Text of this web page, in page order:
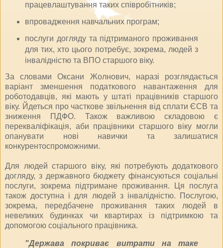
працевлаштування таких співробітників;
впровадження навчальних програм;
послуги догляду та підтриманого проживання
для тих, хто цього потребує, зокрема, людей з
інвалідністю та ВПО старшого віку.
За словами Оксани Жолнович, наразі розглядається
варіант зменшення податкового навантаження для
роботодавців, які мають у штаті працівників старшого
віку. Йдеться про часткове звільнення від сплати ЄСВ та
зниження ПДФО. Також важливою складовою є
перекваліфікація, аби працівники старшого віку могли
опанувати нові навички та залишатися
конкурентоспроможними.
Для людей старшого віку, які потребують додаткового
догляду, з державного бюджету фінансуються соціальні
послуги, зокрема підтримане проживання. Ця послуга
також доступна і для людей з інвалідністю. Послугою,
зокрема, передбачене проживання таких людей в
невеликих будинках чи квартирах із підтримкою та
допомогою соціального працівника.
"Держава покриває витрати на таке